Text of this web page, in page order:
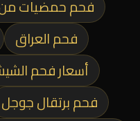
فحم حمضيات من
فحم العراق
أسعار فحم
فحم برتقال جوجل